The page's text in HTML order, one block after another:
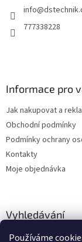
Používáme
info@
777338228
Informace pro
Jak nakupovat a
Obchodní podmínky
Podmínky ochrany
Kontakty
Moje objednávka
Vyhledávání